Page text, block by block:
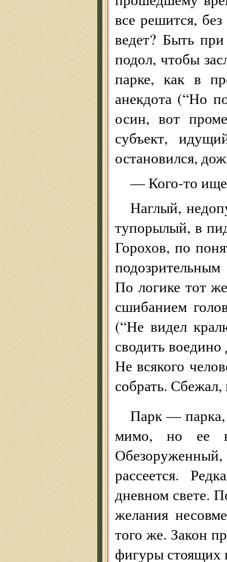
все решится,
ведет? Быть
подол, чтобы
парке, как в
анекдота (“Но
осин, вот
субъект,
остановился,
— Кого-то
Наглый,
тупорылый, в
Горохов, по
По логике тот
сшибанием
(“Не видел
сводить
Не всякого
собрать.
Парк — парка,
мимо, но ее
рассеется.
дневном свете.
желания
того же. Закон
фигуры стоящих